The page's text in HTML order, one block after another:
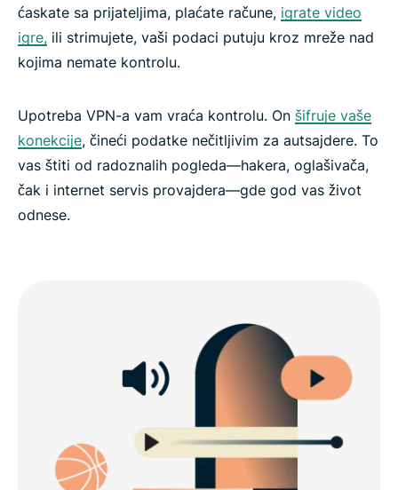
ćaskate sa prijateljima, plaćate račune, igrate video
igre, ili strimujete, vaši podaci putuju kroz mreže nad
kojima nemate kontrolu.
Upotreba VPN-a vam vraća kontrolu. On šifruje vaše
konekcije, čineći podatke nečitljivim za autsajdere. To
vas štiti od radoznalih pogleda—hakera, oglašivača,
čak i internet servis provajdera—gde god vas život
odnese.